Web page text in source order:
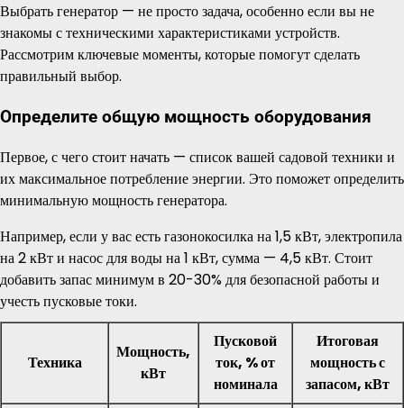
Выбрать генератор — не просто задача, особенно если вы не
знакомы с техническими характеристиками устройств.
Рассмотрим ключевые моменты, которые помогут сделать
правильный выбор.
Определите общую мощность оборудования
Первое, с чего стоит начать — список вашей садовой техники и
их максимальное потребление энергии. Это поможет определить
минимальную мощность генератора.
Например, если у вас есть газонокосилка на 1,5 кВт, электропила
на 2 кВт и насос для воды на 1 кВт, сумма — 4,5 кВт. Стоит
добавить запас минимум в 20-30% для безопасной работы и
учесть пусковые токи.
Техника
Мощность,
кВт
Пусковой
ток, % от
номинала
Итоговая
мощность с
запасом, кВт